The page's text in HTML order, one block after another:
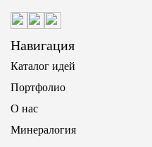
Навигация
Каталог идей
Портфолио
О нас
Минералогия